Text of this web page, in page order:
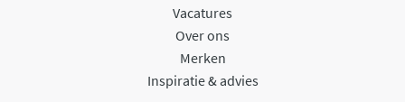
Vacatures
Over ons
Merken
Inspiratie & advies